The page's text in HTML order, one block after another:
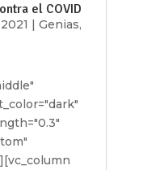
el COVID
| Genias,